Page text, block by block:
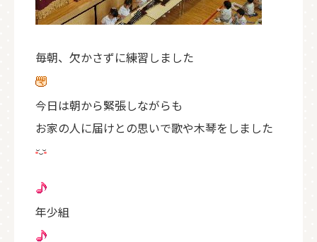
毎朝、欠かさずに練習しました
今日は朝から緊張しながらも
お家の人に届けとの思いで歌や木琴をしました
年少組